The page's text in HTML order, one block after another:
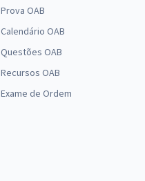
Prova OAB
Calendário OAB
Questões OAB
Recursos OAB
Exame de Ordem